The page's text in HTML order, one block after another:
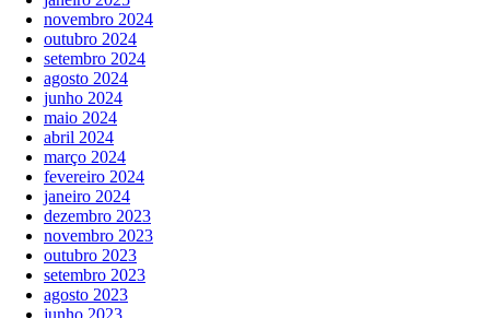
novembro 2024
outubro 2024
setembro 2024
agosto 2024
junho 2024
maio 2024
abril 2024
março 2024
fevereiro 2024
janeiro 2024
dezembro 2023
novembro 2023
outubro 2023
setembro 2023
agosto 2023
junho 2023